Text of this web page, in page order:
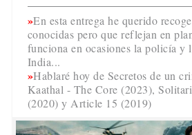
En esta entrega he querido
conocidas pero que reflejan en
funciona en ocasiones la policía y
India...
Hablaré hoy de Secretos de un
Kaathal - The Core (2023),
(2020) y Article 15 (2019)